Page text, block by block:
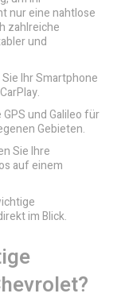
nur eine nahtlose
zahlreiche
und
Ihr Smartphone
und Galileo für
Gebieten.
Sie Ihre
auf einem
im Blick.